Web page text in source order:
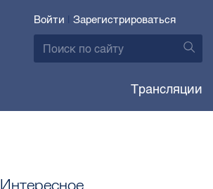
Войти | Зарегистрироваться
Трансляции
Интересное